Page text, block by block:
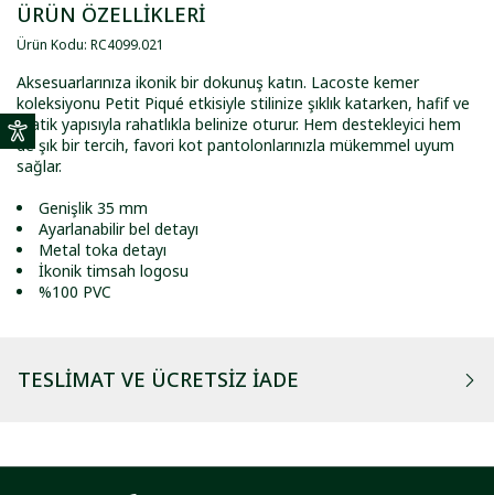
ÜRÜN ÖZELLİKLERİ
Ürün Kodu: RC4099.021
Aksesuarlarınıza ikonik bir dokunuş katın. Lacoste kemer
koleksiyonu Petit Piqué etkisiyle stilinize şıklık katarken, hafif ve
pratik yapısıyla rahatlıkla belinize oturur. Hem destekleyici hem
de şık bir tercih, favori kot pantolonlarınızla mükemmel uyum
sağlar.
Genişlik 35 mm
Ayarlanabilir bel detayı
Metal toka detayı
İkonik timsah logosu
%100 PVC
TESLIMAT VE ÜCRETSIZ İADE